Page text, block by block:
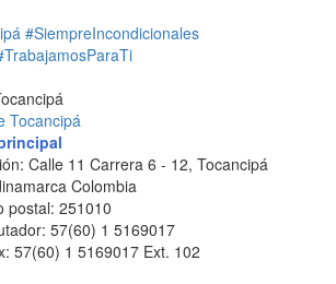
#SiempreIncondicionales
Calle 11 Carrera 6 - 12, Tocancipá
Colombia
postal: 251010
57(60) 1 5169017
57(60) 1 5169017 Ext. 102